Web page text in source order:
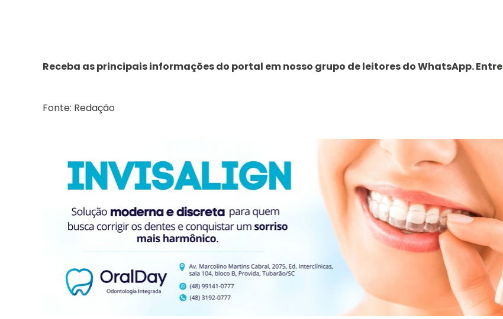
Receba as principais informações do portal em nosso grupo de leitores do WhatsApp. Entre
Fonte: Redação